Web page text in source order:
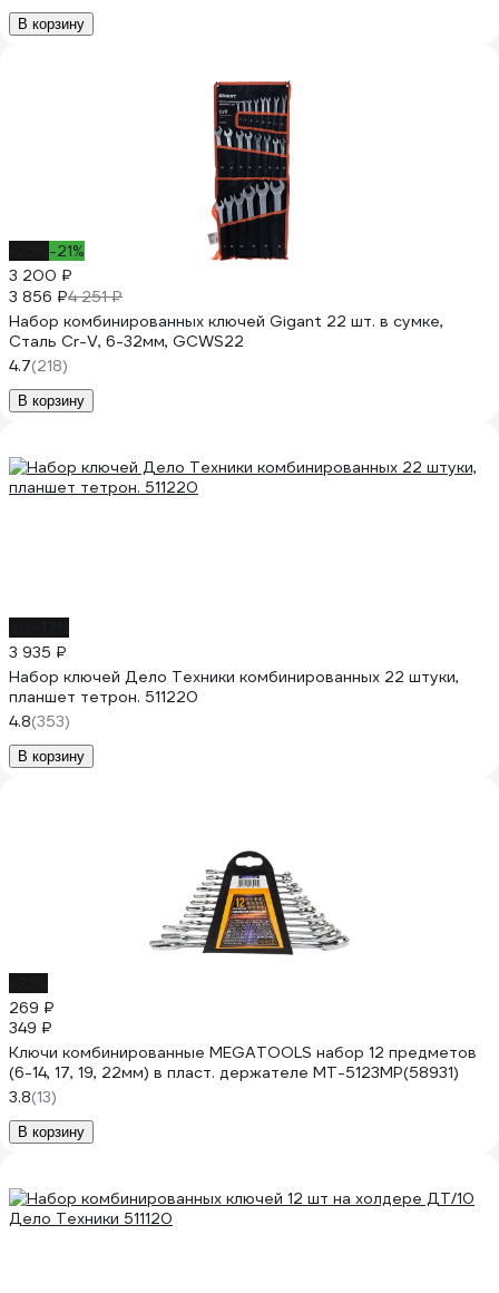
В корзину
-21%
3 200 ₽
3 856 ₽4 251 ₽
Набор комбинированных ключей Gigant 22 шт. в сумке,
Сталь Cr-V, 6-32мм, GCWS22
4.7(218)
В корзину
3 935 ₽
Набор ключей Дело Техники комбинированных 22 штуки,
планшет тетрон. 511220
4.8(353)
В корзину
269 ₽
349 ₽
Ключи комбинированные MEGATOOLS набор 12 предметов
(6-14, 17, 19, 22мм) в пласт. держателе MT-5123MP(58931)
3.8(13)
В корзину